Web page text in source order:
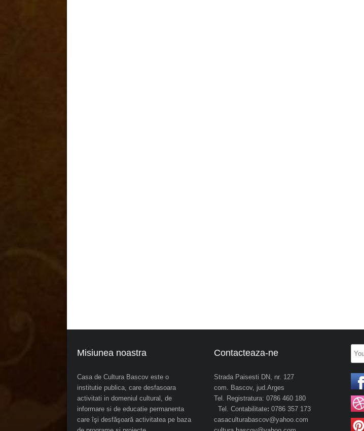
Misiunea noastra
Casa de Cultura Bascov este o
institutie publica, care desfasoara
activitati in domeniul cultural, de
informare si de educatie permanenta
care îşi desfăşoară activitatea pe baza
Contacteaza-ne
Strada Paisesti DN, nr. 127
com. Bascov, jud.Arges
Tel. Registratura: 0786 460 180
Tel. Contabilitate: 0786 357 173
casaculturabascov@yahoo.com